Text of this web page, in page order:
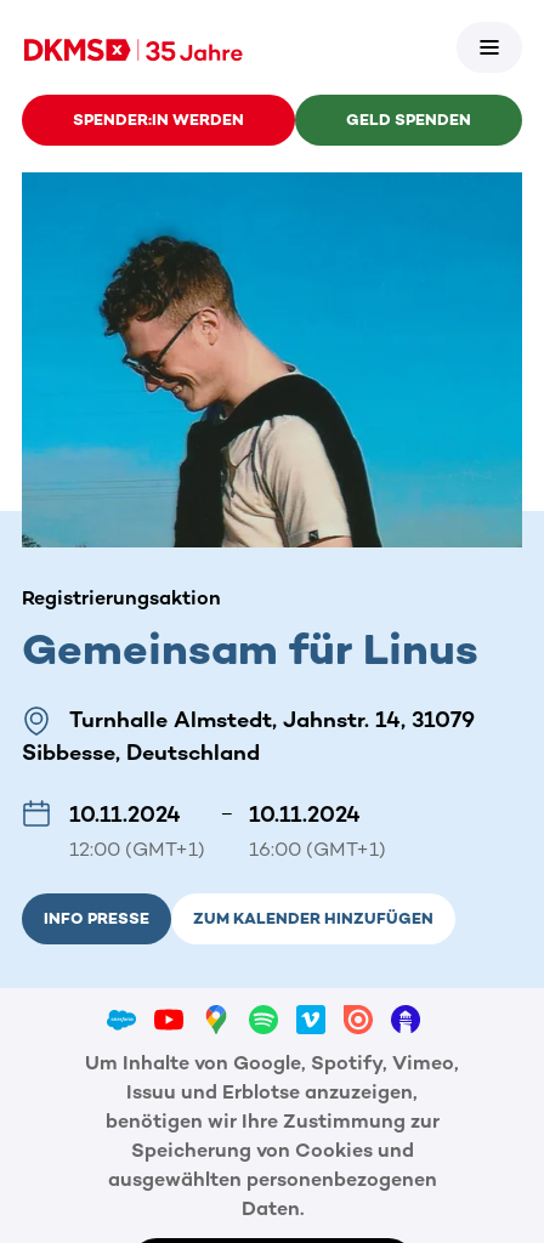
SPENDER:IN WERDEN GELD SPENDEN
Registrierungsaktion
Gemeinsam für Linus
Turnhalle Almstedt, Jahnstr. 14, 31079
Sibbesse, Deutschland
10.11.2024
12:00 (GMT+1)
– 10.11.2024
16:00 (GMT+1)
INFO PRESSE ZUM KALENDER HINZUFÜGEN
Um Inhalte von Google, Spotify, Vimeo,
Issuu und Erblotse anzuzeigen,
benötigen wir Ihre Zustimmung zur
Speicherung von Cookies und
ausgewählten personenbezogenen
Daten.